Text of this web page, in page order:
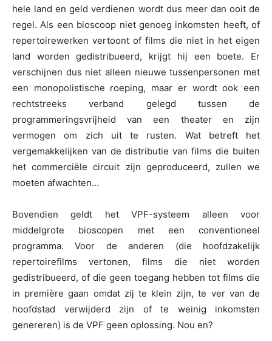
hele land en geld verdienen wordt dus meer dan ooit de
regel. Als een bioscoop niet genoeg inkomsten heeft, of
repertoirewerken vertoont of films die niet in het eigen
land worden gedistribueerd, krijgt hij een boete. Er
verschijnen dus niet alleen nieuwe tussenpersonen met
een monopolistische roeping, maar er wordt ook een
rechtstreeks verband gelegd tussen de
programmeringsvrijheid van een theater en zijn
vermogen om zich uit te rusten. Wat betreft het
vergemakkelijken van de distributie van films die buiten
het commerciële circuit zijn geproduceerd, zullen we
moeten afwachten…
Bovendien geldt het VPF-systeem alleen voor
middelgrote bioscopen met een conventioneel
programma. Voor de anderen (die hoofdzakelijk
repertoirefilms vertonen, films die niet worden
gedistribueerd, of die geen toegang hebben tot films die
in première gaan omdat zij te klein zijn, te ver van de
hoofdstad verwijderd zijn of te weinig inkomsten
genereren) is de VPF geen oplossing. Nou en?